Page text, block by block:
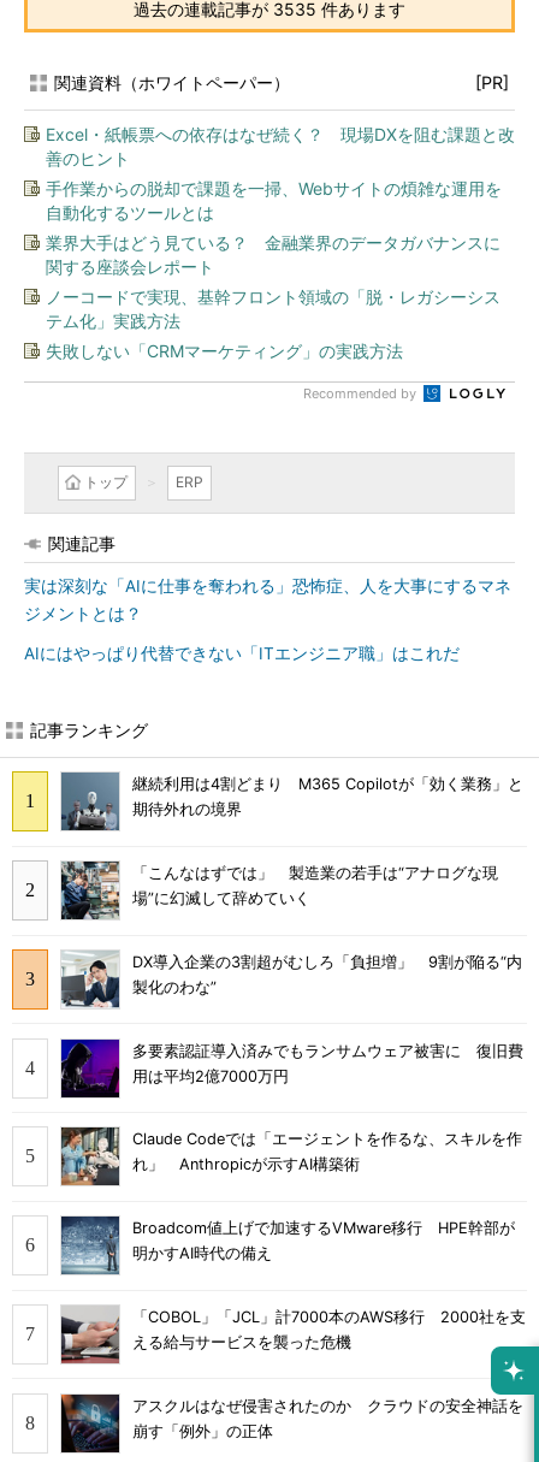
過去の連載記事が 3535 件あります
関連資料（ホワイトペーパー） [PR]
Excel・紙帳票への依存はなぜ続く？ 現場DXを阻む課題と改
善のヒント
手作業からの脱却で課題を一掃、Webサイトの煩雑な運用を
自動化するツールとは
業界大手はどう見ている？ 金融業界のデータガバナンスに
関する座談会レポート
ノーコードで実現、基幹フロント領域の「脱・レガシーシス
テム化」実践方法
失敗しない「CRMマーケティング」の実践方法
Recommended by
トップ ERP
関連記事
実は深刻な「AIに仕事を奪われる」恐怖症、人を大事にするマネ
ジメントとは？
AIにはやっぱり代替できない「ITエンジニア職」はこれだ
記事ランキング
継続利用は4割どまり M365 Copilotが「効く業務」と
期待外れの境界
「こんなはずでは」 製造業の若手は“アナログな現
場”に幻滅して辞めていく
DX導入企業の3割超がむしろ「負担増」 9割が陥る“内
製化のわな”
多要素認証導入済みでもランサムウェア被害に 復旧費
用は平均2億7000万円
Claude Codeでは「エージェントを作るな、スキルを作
れ」 Anthropicが示すAI構築術
Broadcom値上げで加速するVMware移行 HPE幹部が
明かすAI時代の備え
「COBOL」「JCL」計7000本のAWS移行 2000社を支
える給与サービスを襲った危機
アスクルはなぜ侵害されたのか クラウドの安全神話を
崩す「例外」の正体